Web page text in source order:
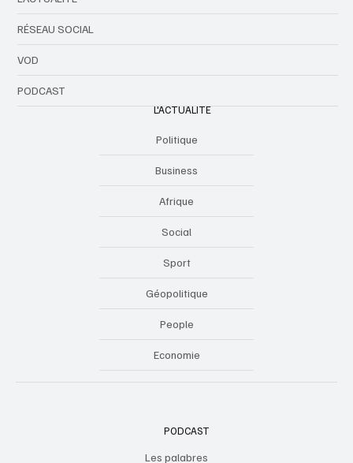
RÉSEAU SOCIAL
VOD
PODCAST
PODCAST
Les palabres
L'ACTUALITE
Politique
Business
Afrique
Social
Sport
Géopolitique
People
Economie